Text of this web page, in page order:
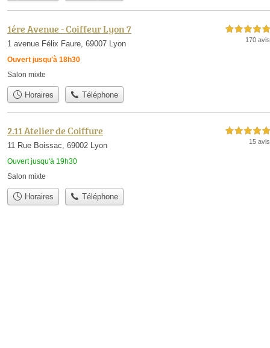
1ére Avenue - Coiffeur Lyon 7
1 avenue Félix Faure, 69007 Lyon
Ouvert jusqu'à 18h30
5,0 étoiles sur 5
170 avis
Salon mixte
Horaires Téléphone
2.11 Atelier de Coiffure
11 Rue Boissac, 69002 Lyon
Ouvert jusqu'à 19h30
5,0 étoiles sur 5
15 avis
Salon mixte
Horaires Téléphone